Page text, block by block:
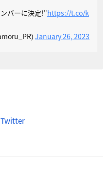
バーに決定!"https://t.co/k
January 26, 2023
Twitter